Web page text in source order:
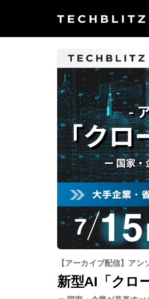
【アーカイブ配信】ア
新型AI「クロ